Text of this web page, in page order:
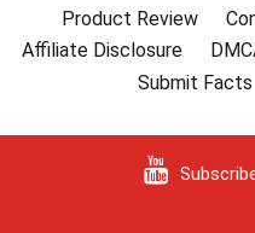
Product Review
Affiliate Disclosure
Submit Facts